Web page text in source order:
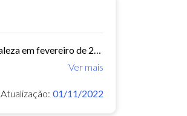
Este conjunto de dados contém informações das empresas de ônibus do município de Fortaleza em fevereiro de 2015.
Ver mais
Atualização: 01/11/2022